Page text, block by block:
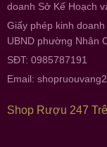
doanh Sở Kế Hoạch
Giấy phép kinh
UBND phường Nhân
SĐT: 0985787191
Email:
Shop Rượu 247